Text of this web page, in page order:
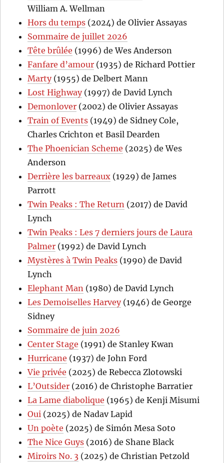
William A. Wellman
Hors du temps (2024) de Olivier Assayas
Sommaire de juillet 2026
Tête brûlée (1996) de Wes Anderson
Fanfare d’amour (1935) de Richard Pottier
Marty(1955) de Delbert Mann
Lost Highway(1997) de David Lynch
Demonlover (2002) de Olivier Assayas
Train of Events (1949) de Sidney Cole,
Charles Crichton et Basil Dearden
The Phoenician Scheme (2025) de Wes
Anderson
Derrière les barreaux (1929) de James
Parrott
Twin Peaks : The Return (2017) de David
Lynch
Twin Peaks : Les 7 derniers jours de Laura
Palmer (1992) de David Lynch
Mystères à Twin Peaks (1990) de David
Lynch
Elephant Man (1980) de David Lynch
Les Demoiselles Harvey(1946) de George
Sidney
Sommaire de juin 2026
Center Stage (1991) de Stanley Kwan
Hurricane (1937) de John Ford
Vie privée (2025) de Rebecca Zlotowski
L’Outsider (2016) de Christophe Barratier
La Lame diabolique (1965) de Kenji Misumi
Oui (2025) de Nadav Lapid
Un poète (2025) de Simón Mesa Soto
The Nice Guys (2016) de Shane Black
Miroirs No. 3 (2025) de Christian Petzold